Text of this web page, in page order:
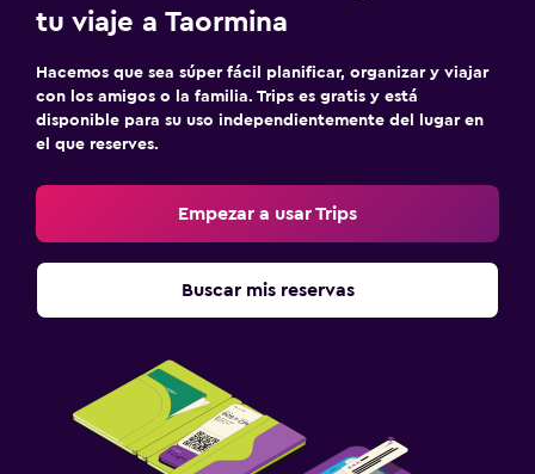
tu viaje a Taormina
Hacemos que sea súper fácil planificar, organizar y viajar
con los amigos o la familia. Trips es gratis y está
disponible para su uso independientemente del lugar en
el que reserves.
Empezar a usar Trips
Buscar mis reservas